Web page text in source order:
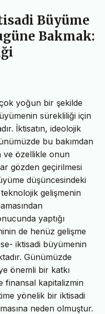
Büyüme
Bakmak:
yoğun bir şekilde
sürekliliği için
İktisatın, ideolojik
bu bakımdan
ve özellikle onun
gözden geçirilmesi
düşüncesindeki
gelişmenin
yaptığı
de henüz gelişme
iktisadi büyümenin
Günümüzde
önemli bir katkı
finansal kapitalizmin
yönelik bir iktisadi
neden olmuştur.